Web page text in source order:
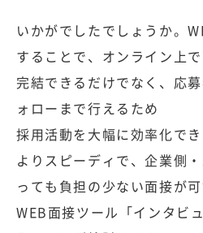
いかがでしたでしょうか。
することで、オンライン上で
完結できるだけでなく、応
ォローまで行えるため
採用活動を大幅に効率化でき
よりスピーディで、企業側
っても負担の少ない面接が可
WEB面接ツール「インタビ